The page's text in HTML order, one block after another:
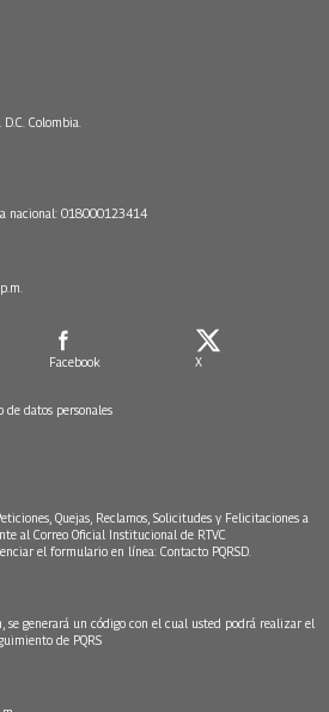
Colombia.
nacional: 018000123414
Facebook X
datos personales
Quejas, Reclamos, Solicitudes y Felicitaciones a
al Correo Oficial Institucional de RTVC
el formulario en línea: Contacto PQRSD.
generará un código con el cual usted podrá realizar el
de PQRS